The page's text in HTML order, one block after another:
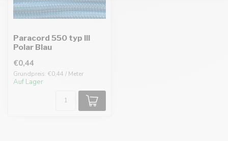
Paracord 550 typ III
Polar Blau
€0,44
Grundpreis: €0,44 / Meter
Auf Lager